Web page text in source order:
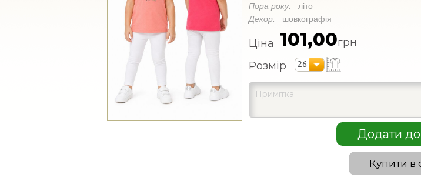
Пора року: літо
Декор: шовкографія
Ціна 101,00грн
Розмір
26
Додати
Купити в